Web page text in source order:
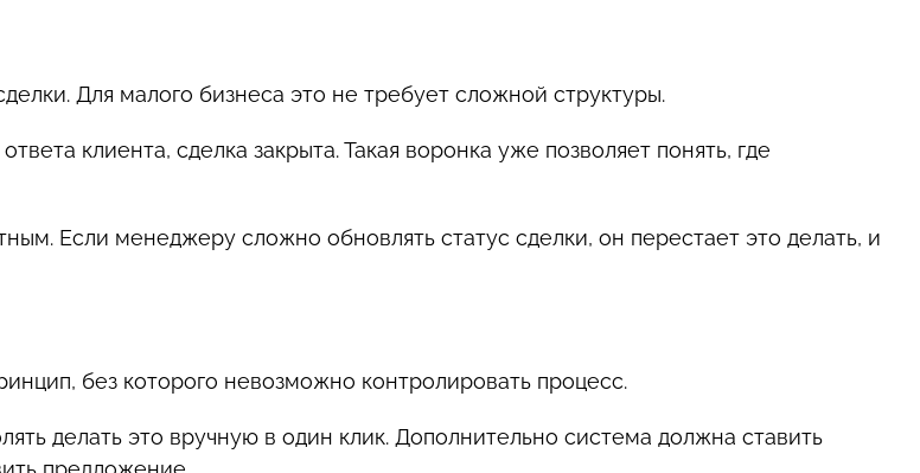
Для малого бизнеса это не требует сложной структуры.
клиента, сделка закрыта. Такая воронка уже позволяет понять, где
Если менеджеру сложно обновлять статус сделки, он перестает это делать, и
без которого невозможно контролировать процесс.
делать это вручную в один клик. Дополнительно система должна ставить